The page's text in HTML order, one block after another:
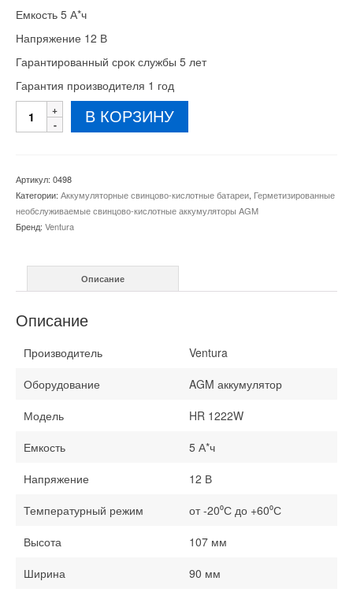
Емкость 5 А*ч
Напряжение 12 В
Гарантированный срок службы 5 лет
Гарантия производителя 1 год
Количество
товара
1222W
AGM
В КОРЗИНУ
Артикул: 0498
Категории: Аккумуляторные свинцово-кислотные батареи, Герметизированные
необслуживаемые свинцово-кислотные аккумуляторы AGM
Бренд: Ventura
Описание
Описание
Производитель
Ventura
Оборудование
AGM аккумулятор
Модель
HR 1222W
Емкость
5 А*ч
Напряжение
12 В
Температурный режим
от -20⁰С до +60⁰С
Высота
107 мм
Ширина
90 мм